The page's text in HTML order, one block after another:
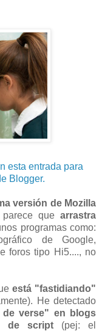
esta entrada para
Blogger.
versión de Mozilla
parece quearrastra
programas como:
de Google,
foros tipo Hi5...., no
está "fastidiando"
He detectado
de verse" en blogs
de script (pej: el